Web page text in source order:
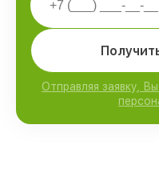
Отправляя заявку,